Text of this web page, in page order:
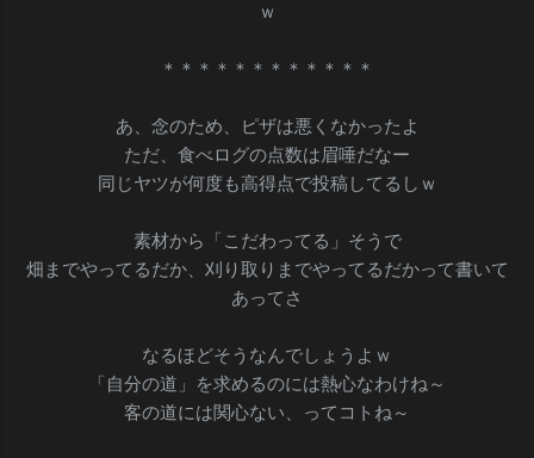
ｗ
＊＊＊＊＊＊＊＊＊＊＊＊
あ、念のため、ピザは悪くなかったよ
ただ、食べログの点数は眉唾だなー
同じヤツが何度も高得点で投稿してるしｗ
素材から「こだわってる」そうで
畑までやってるだか、刈り取りまでやってるだかって書いて
あってさ
なるほどそうなんでしょうよｗ
「自分の道」を求めるのには熱心なわけね～
客の道には関心ない、ってコトね～